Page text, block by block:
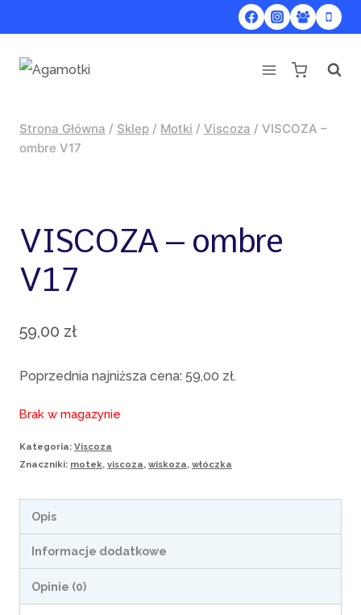
do
treści
Strona Główna / Sklep / Motki / Viscoza / VISCOZA –
ombre V17
VISCOZA – ombre
V17
59,00 zł
Poprzednia najniższa cena: 59,00 zł.
Brak w magazynie
Kategoria: Viscoza
Znaczniki: motek, viscoza, wiskoza, włóczka
Opis
Informacje dodatkowe
Opinie (0)